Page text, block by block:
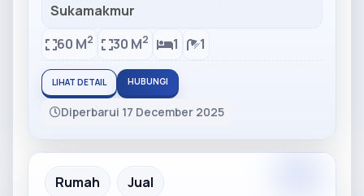
Sukamakmur
60 M2 30 M2 1 1
LIHAT DETAIL HUBUNGI
Diperbarui 17 December 2025
Partner Ad
Rumah Jual